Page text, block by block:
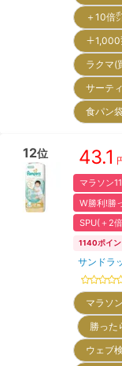
＋10倍
＋
ラクマ
サーテ
食パン
12位 43.1
マラソン
W勝利!勝
SPU(＋2
1140ポイン
サンドラ
マラソ
勝っ
ウェブ